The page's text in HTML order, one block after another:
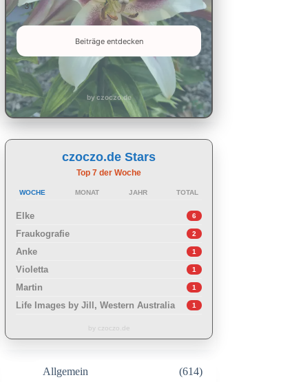
31
Beiträge entdecken
by czoczo.de
czoczo.de Stars
Top 7 der Woche
WOCHE MONAT JAHR TOTAL
Elke 6
Fraukografie 2
Anke 1
Violetta 1
Martin 1
Life Images by Jill, Western Australia 1
by czoczo.de
Allgemein (614)